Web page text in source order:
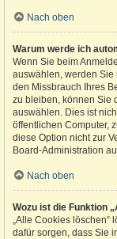
Nach oben
Warum werde ich
Wenn Sie beim
auswählen, werden Sie
den Missbrauch Ihres
zu bleiben, können Sie
auswählen. Dies ist
öffentlichen Computer,
diese Option nicht zur
Board-Administration
Nach oben
Wozu ist die Funktion
„Alle Cookies löschen“
dafür sorgen, dass Sie